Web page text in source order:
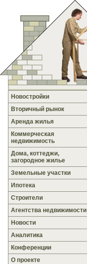
Новостройки
Вторичный рынок
Аренда жилья
Коммерческая
недвижимость
Дома, коттеджи,
загородное жилье
Земельные участки
Ипотека
Строители
Агентства недвижимости
Новости
Аналитика
Конференции
О проекте